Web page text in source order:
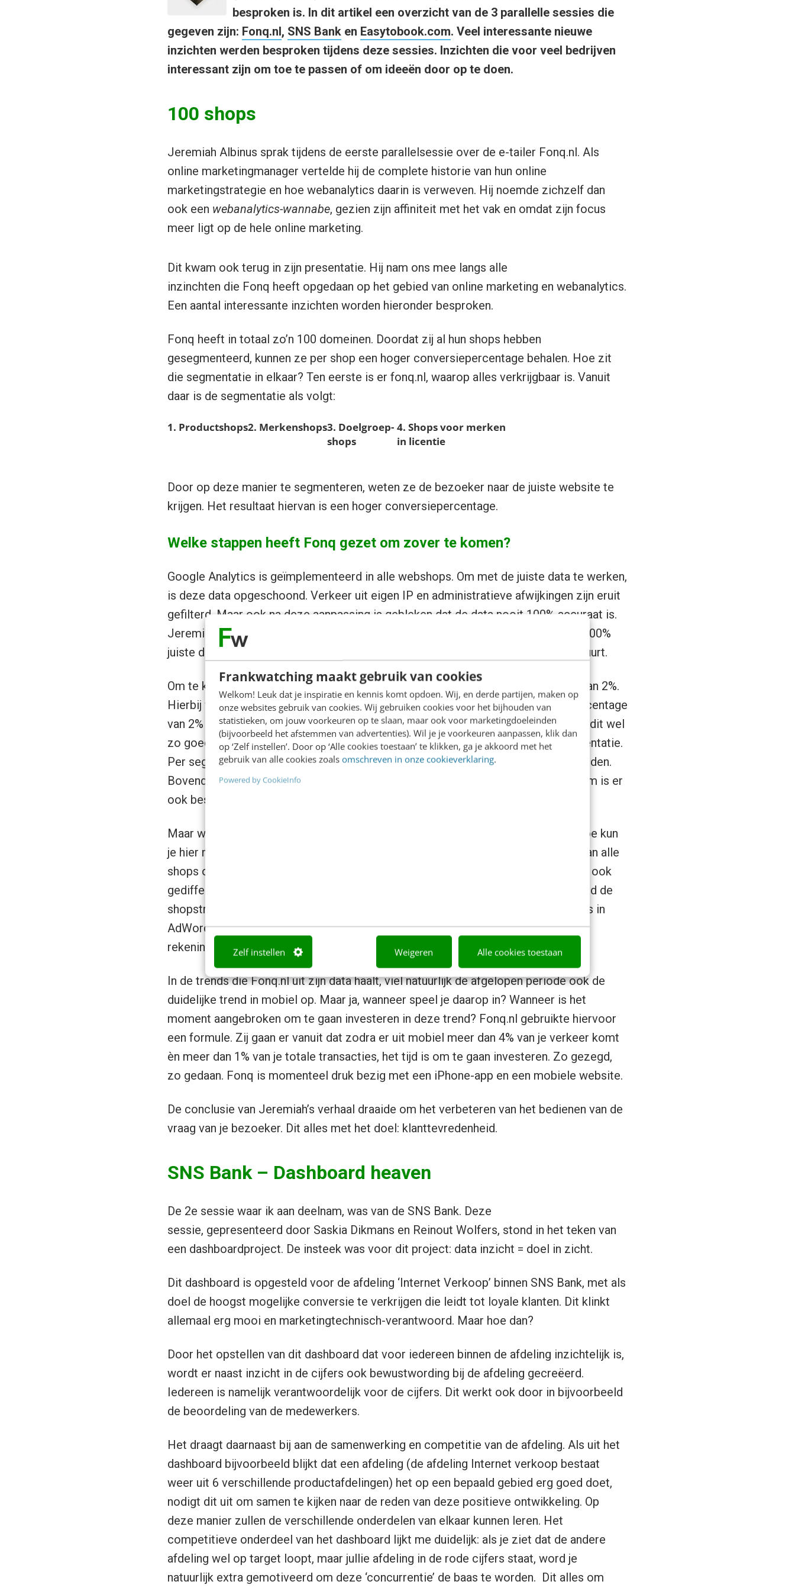
Frankwatching maakt gebruik van cookies
Welkom! Leuk dat je inspiratie en kennis komt opdoen. Wij, en derde partijen, maken op
onze websites gebruik van cookies. Wij gebruiken cookies voor het bijhouden van
statistieken, om jouw voorkeuren op te slaan, maar ook voor marketingdoeleinden
(bijvoorbeeld het afstemmen van advertenties). Wil je je voorkeuren aanpassen, klik dan
op ‘Zelf instellen’. Door op ‘Alle cookies toestaan’ te klikken, ga je akkoord met het
gebruik van alle cookies zoals omschreven in onze cookieverklaring.
Powered by CookieInfo
Zelf instellen Weigeren Alle cookies toestaan
besproken is. In dit artikel een overzicht van de 3 parallelle sessies die
gegeven zijn: Fonq.nl, SNS Banken Easytobook.com. Veel interessante nieuwe
inzichten werden besproken tijdens deze sessies. Inzichten die voor veel bedrijven
interessant zijn om toe te passen of om ideeën door op te doen.
100 shops
Jeremiah Albinus sprak tijdens de eerste parallelsessie over de e-tailer Fonq.nl. Als
online marketingmanager vertelde hij de complete historie van hun online
marketingstrategie en hoe webanalytics daarin is verweven. Hij noemde zichzelf dan
ook een webanalytics-wannabe, gezien zijn affiniteit met het vak en omdat zijn focus
meer ligt op de hele online marketing.
Dit kwam ook terug in zijn presentatie. Hij nam ons mee langs alle
inzinchten die Fonq heeft opgedaan op het gebied van online marketing en webanalytics.
Een aantal interessante inzichten worden hieronder besproken.
Fonq heeft in totaal zo’n 100 domeinen. Doordat zij al hun shops hebben
gesegmenteerd, kunnen ze per shop een hoger conversiepercentage behalen. Hoe zit
die segmentatie in elkaar? Ten eerste is er fonq.nl, waarop alles verkrijgbaar is. Vanuit
daar is de segmentatie als volgt:
1. Productshops2. Merkenshops3. Doelgroep-.
shops
4. Shops voor merken
in licentie
Door op deze manier te segmenteren, weten ze de bezoeker naar de juiste website te
krijgen. Het resultaat hiervan is een hoger conversiepercentage.
Welke stappen heeft Fonq gezet om zover te komen?
Google Analytics is geïmplementeerd in alle webshops. Om met de juiste data te werken,
is deze data opgeschoond. Verkeer uit eigen IP en administratieve afwijkingen zijn eruit
gefilterd. Maar ook na deze aanpassing is gebleken dat de data nooit 100% accuraat is.
Jeremiah gaf aan dat dit ook niet nodig is: je gebruikt je analyticspakket niet om 100%
juiste data te verkrijgen, het gaat om de trends die je in kaart brengt waar je op stuurt.
Om te kunnen sturen, werkte Fonq.nl in het begin met een conversiepercentage van 2%.
Hierbij werden transacties gedeeld door het aantal unieke bezoekers. Bij een percentage
van 2% of hoger werd er gesproken van succes, hier werd op gestuurd. Maar was dit wel
zo goed? Nee, gebleken is dat er rekening gehouden moet worden met de segmentatie.
Per segmentatie is er een ander conversiepercentage waarop gestuurd moet worden.
Bovendien was er veel ‘vervuiling’ van de data door hun affiliate netwerken. Daarom is er
ook besloten te segmenteren per kanaal.
Maar wat te doen als je alle data binnen begint te krijgen van al die 100 shops? Hoe kun
je hier nu op een slimme manier mee omgaan. Fonq heeft als het ware alle data van alle
shops over elkaar heen gelegd. Hieruit zijn de shops gestandaardiseerd (en soms ook
gedifferentieerd). Dat leverde voor Fonq 2 duidelijke inzichten op. Ten eerste werd de
shopstructuur en het CMS aangepast. Daarnaast werden op deze manier de trends in
AdWords in kaart gebracht waardoor er per segment op ingespeeld kon worden
rekening houdend met de overlap van hun verschillende shops.
In de trends die Fonq.nl uit zijn data haalt, viel natuurlijk de afgelopen periode ook de
duidelijke trend in mobiel op. Maar ja, wanneer speel je daarop in? Wanneer is het
moment aangebroken om te gaan investeren in deze trend? Fonq.nl gebruikte hiervoor
een formule. Zij gaan er vanuit dat zodra er uit mobiel meer dan 4% van je verkeer komt
èn meer dan 1% van je totale transacties, het tijd is om te gaan investeren. Zo gezegd,
zo gedaan. Fonq is momenteel druk bezig met een iPhone-app en een mobiele website.
De conclusie van Jeremiah’s verhaal draaide om het verbeteren van het bedienen van de
vraag van je bezoeker. Dit alles met het doel: klanttevredenheid.
SNS Bank – Dashboard heaven
De 2e sessie waar ik aan deelnam, was van de SNS Bank. Deze
sessie, gepresenteerd door Saskia Dikmans en Reinout Wolfers, stond in het teken van
een dashboardproject. De insteek was voor dit project: data inzicht = doel in zicht.
Dit dashboard is opgesteld voor de afdeling ‘Internet Verkoop’ binnen SNS Bank, met als
doel de hoogst mogelijke conversie te verkrijgen die leidt tot loyale klanten. Dit klinkt
allemaal erg mooi en marketingtechnisch-verantwoord. Maar hoe dan?
Door het opstellen van dit dashboard dat voor iedereen binnen de afdeling inzichtelijk is,
wordt er naast inzicht in de cijfers ook bewustwording bij de afdeling gecreëerd.
Iedereen is namelijk verantwoordelijk voor de cijfers. Dit werkt ook door in bijvoorbeeld
de beoordeling van de medewerkers.
Het draagt daarnaast bij aan de samenwerking en competitie van de afdeling. Als uit het
dashboard bijvoorbeeld blijkt dat een afdeling (de afdeling Internet verkoop bestaat
weer uit 6 verschillende productafdelingen) het op een bepaald gebied erg goed doet,
nodigt dit uit om samen te kijken naar de reden van deze positieve ontwikkeling. Op
deze manier zullen de verschillende onderdelen van elkaar kunnen leren. Het
competitieve onderdeel van het dashboard lijkt me duidelijk: als je ziet dat de andere
afdeling wel op target loopt, maar jullie afdeling in de rode cijfers staat, word je
natuurlijk extra gemotiveerd om deze ‘concurrentie’ de baas te worden. Dit alles om